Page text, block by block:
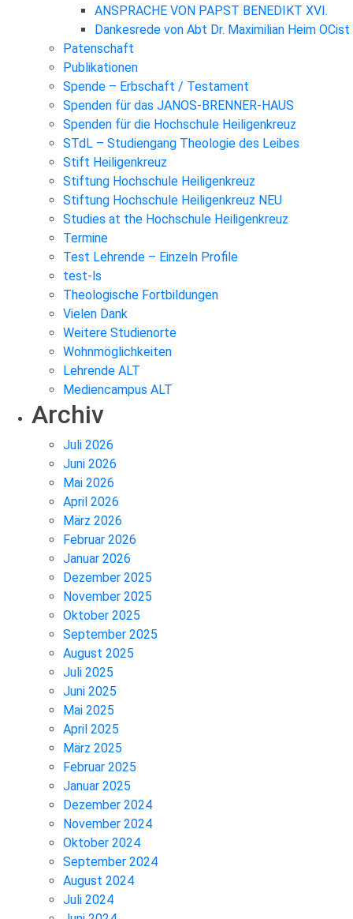
ANSPRACHE VON PAPST BENEDIKT XVI.
Dankesrede von Abt Dr. Maximilian Heim OCist
Patenschaft
Publikationen
Spende – Erbschaft / Testament
Spenden für das JANOS-BRENNER-HAUS
Spenden für die Hochschule Heiligenkreuz
STdL – Studiengang Theologie des Leibes
Stift Heiligenkreuz
Stiftung Hochschule Heiligenkreuz
Stiftung Hochschule Heiligenkreuz NEU
Studies at the Hochschule Heiligenkreuz
Termine
Test Lehrende – Einzeln Profile
test-ls
Theologische Fortbildungen
Vielen Dank
Weitere Studienorte
Wohnmöglichkeiten
Lehrende ALT
Mediencampus ALT
Archiv
Juli 2026
Juni 2026
Mai 2026
April 2026
März 2026
Februar 2026
Januar 2026
Dezember 2025
November 2025
Oktober 2025
September 2025
August 2025
Juli 2025
Juni 2025
Mai 2025
April 2025
März 2025
Februar 2025
Januar 2025
Dezember 2024
November 2024
Oktober 2024
September 2024
August 2024
Juli 2024